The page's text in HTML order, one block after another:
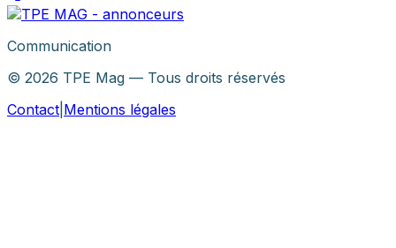
Communication
© 2026 TPE Mag — Tous droits réservés
Contact Mentions légales